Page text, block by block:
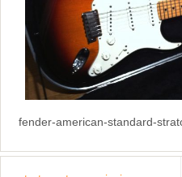
fender-american-standard-